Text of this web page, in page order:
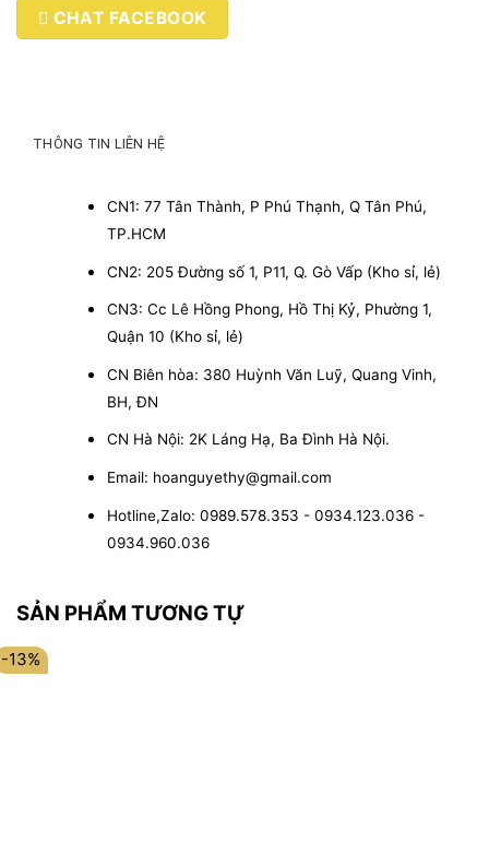
CHAT FACEBOOK
THÔNG TIN LIÊN HỆ
CN1: 77 Tân Thành, P Phú Thạnh, Q Tân Phú,
TP.HCM
CN2: 205 Đường số 1, P11, Q. Gò Vấp (Kho sỉ, lẻ)
CN3: Cc Lê Hồng Phong, Hồ Thị Kỷ, Phường 1,
Quận 10 (Kho sỉ, lẻ)
CN Biên hòa: 380 Huỳnh Văn Luỹ, Quang Vinh,
BH, ĐN
CN Hà Nội: 2K Láng Hạ, Ba Đình Hà Nội.
Email: hoanguyethy@gmail.com
Hotline,Zalo: 0989.578.353 - 0934.123.036 -
0934.960.036
SẢN PHẨM TƯƠNG TỰ
-13%